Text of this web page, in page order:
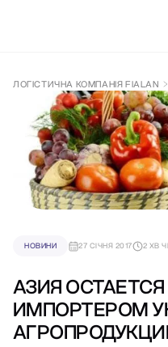
ЛОГІСТИЧНА КОМПАНІЯ FIALAN
НОВИНИ 27 СІЧНЯ 2017 2 ХВ
АЗИЯ
ИМПОРТЕРОМ